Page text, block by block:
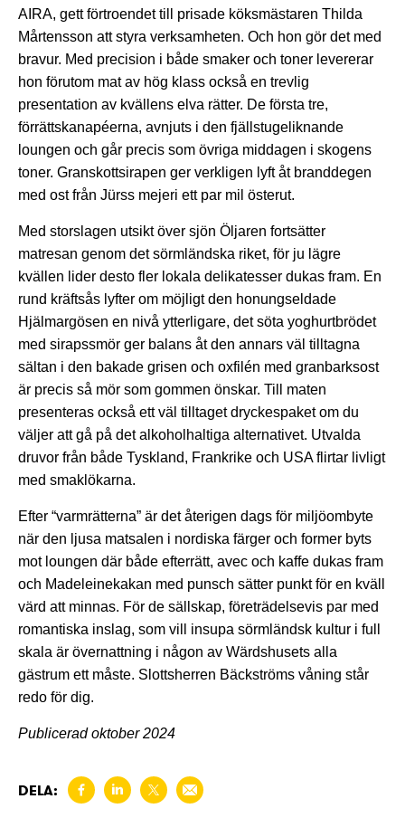
AIRA, gett förtroendet till prisade köksmästaren Thilda
Mårtensson att styra verksamheten. Och hon gör det med
bravur. Med precision i både smaker och toner levererar
hon förutom mat av hög klass också en trevlig
presentation av kvällens elva rätter. De första tre,
förrättskanapéerna, avnjuts i den fjällstugeliknande
loungen och går precis som övriga middagen i skogens
toner. Granskottsirapen ger verkligen lyft åt branddegen
med ost från Jürss mejeri ett par mil österut.
Med storslagen utsikt över sjön Öljaren fortsätter
matresan genom det sörmländska riket, för ju lägre
kvällen lider desto fler lokala delikatesser dukas fram. En
rund kräftsås lyfter om möjligt den honungseldade
Hjälmargösen en nivå ytterligare, det söta yoghurtbrödet
med sirapssmör ger balans åt den annars väl tilltagna
sältan i den bakade grisen och oxfilén med granbarksost
är precis så mör som gommen önskar. Till maten
presenteras också ett väl tilltaget dryckespaket om du
väljer att gå på det alkoholhaltiga alternativet. Utvalda
druvor från både Tyskland, Frankrike och USA flirtar livligt
med smaklökarna.
Efter “varmrätterna” är det återigen dags för miljöombyte
när den ljusa matsalen i nordiska färger och former byts
mot loungen där både efterrätt, avec och kaffe dukas fram
och Madeleinekakan med punsch sätter punkt för en kväll
värd att minnas. För de sällskap, företrädelsevis par med
romantiska inslag, som vill insupa sörmländsk kultur i full
skala är övernattning i någon av Wärdshusets alla
gästrum ett måste. Slottsherren Bäckströms våning står
redo för dig.
Publicerad oktober 2024
DELA: